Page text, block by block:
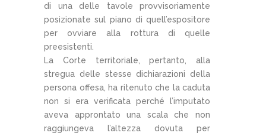
di una delle tavole provvisoriamente
posizionate sul piano di quell’espositore
per ovviare alla rottura di quelle
preesistenti.
La Corte territoriale, pertanto, alla
stregua delle stesse dichiarazioni della
persona offesa, ha ritenuto che la caduta
non si era verificata perché l’imputato
aveva approntato una scala che non
raggiungeva l’altezza dovuta per